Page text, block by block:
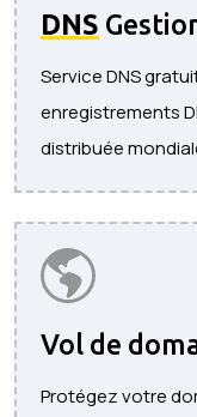
DNS
Service DNS
enregistrements
distribuée
Vol de
Protégez votre